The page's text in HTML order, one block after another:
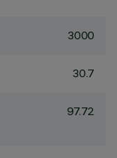
3000
30.7
97.72